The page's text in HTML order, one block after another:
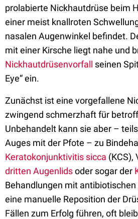
prolabierte Nickhautdrüse beim
einer meist knallroten
nasalen Augenwinkel befindet.
mit einer Kirsche liegt nahe und
Nickhautdrüsenvorfall seinen
Eye“ ein.
Zunächst ist eine vorgefallene
zwingend schmerzhaft für
Unbehandelt kann sie aber –
Auges mit der Pfote – zu
Keratokonjunktivitis sicca (KCS),
dritten Augenlidsoder sogar der
Behandlungen mit
eine manuelle Reposition der
Fällen zum Erfolg führen, oft